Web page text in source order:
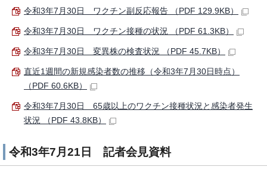
令和3年7月30日 ワクチン副反応報告 （PDF 129.9KB）
令和3年7月30日 ワクチン接種の状況 （PDF 61.3KB）
令和3年7月30日 変異株の検査状況 （PDF 45.7KB）
直近1週間の新規感染者数の推移（令和3年7月30日時点）
（PDF 60.6KB）
令和3年7月30日 65歳以上のワクチン接種状況と感染者発生
状況 （PDF 43.8KB）
令和3年7月21日 記者会見資料